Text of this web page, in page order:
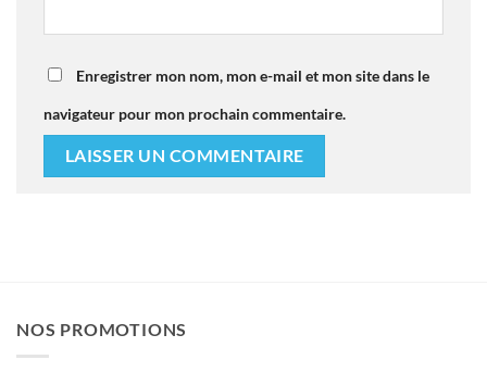
Enregistrer mon nom, mon e-mail et mon site dans le
navigateur pour mon prochain commentaire.
NOS PROMOTIONS